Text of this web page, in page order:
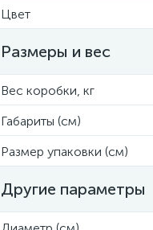
Цвет
Размеры и вес
Вес коробки, кг
Габариты (см)
Размер упаковки (см)
Другие параметры